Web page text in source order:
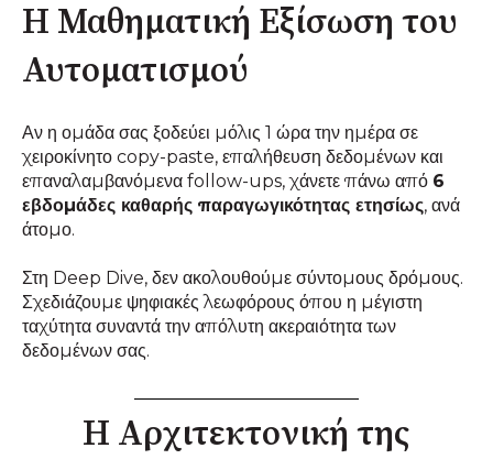
Η Μαθηματική Εξίσωση του
Αυτοματισμού
Αν η ομάδα σας ξοδεύει μόλις 1 ώρα την ημέρα σε
χειροκίνητο copy-paste, επαλήθευση δεδομένων και
επαναλαμβανόμενα follow-ups, χάνετε πάνω από 6
εβδομάδες καθαρής παραγωγικότητας ετησίως, ανά
άτομο.
Στη Deep Dive, δεν ακολουθούμε σύντομους δρόμους.
Σχεδιάζουμε ψηφιακές λεωφόρους όπου η μέγιστη
ταχύτητα συναντά την απόλυτη ακεραιότητα των
δεδομένων σας.
Η Αρχιτεκτονική της